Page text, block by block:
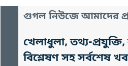
গুগল নিউজে আমাদের
খেলাধুলা, তথ্য-
বিশ্লেষণ সহ সর্বশেষ